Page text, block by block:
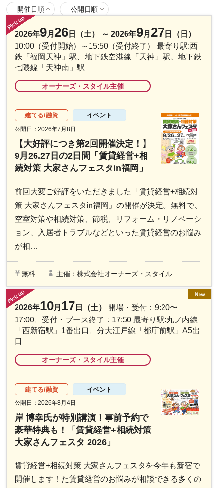
開催日順 公開日順
2026年9月 26 日（土） ～ 2026年9月 27 日（日）
10:00（受付開始）～15:50（受付終了） 最寄り駅:西
鉄「福岡天神」駅、地下鉄空港線「天神」駅、地下鉄
七隈線「天神南」駅
オーナーズ・スタイル主催
建てる/融資 イベント
公開日：2026年7月8日
【大好評につき第2回開催決定！】
9月26.27日の2日間「賃貸経営+相
続対策 大家さんフェスタin福岡」
前回大変ご好評をいただきました「賃貸経営+相続対
策 大家さんフェスタin福岡」の開催が決定。無料で、
空室対策や相続対策、節税、リフォーム・リノベーシ
ョン、入居者トラブルなどといった賃貸経営のお悩み
が相…
無料 主催：株式会社オーナーズ・スタイル
2026年10月 17 日（土） 開場・受付：9:20〜
17:00、受付・ブース終了：17:50 最寄り駅:丸ノ内線
「西新宿駅」1番出口、分大江戸線「都庁前駅」A5出
口
オーナーズ・スタイル主催
建てる/融資 イベント
公開日：2026年8月4日
岸 博幸氏が特別講演！事前予約で
豪華特典も！「賃貸経営+相続対策
大家さんフェスタ 2026」
賃貸経営+相続対策 大家さんフェスタを今年も新宿で
開催します！た賃貸経営のお悩みが相談できる多くの